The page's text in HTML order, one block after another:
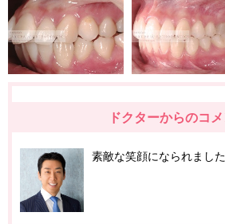
ドクターからのコメ
素敵な笑顔になられました